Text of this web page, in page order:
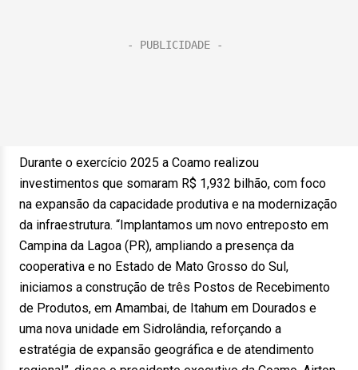
Durante o exercício 2025 a Coamo realizou
investimentos que somaram R$ 1,932 bilhão, com foco
na expansão da capacidade produtiva e na modernização
da infraestrutura. “Implantamos um novo entreposto em
Campina da Lagoa (PR), ampliando a presença da
cooperativa e no Estado de Mato Grosso do Sul,
iniciamos a construção de três Postos de Recebimento
de Produtos, em Amambai, de Itahum em Dourados e
uma nova unidade em Sidrolândia, reforçando a
estratégia de expansão geográfica e de atendimento